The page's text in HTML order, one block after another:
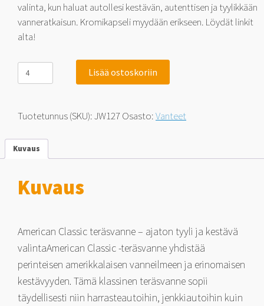
valinta, kun haluat autollesi kestävän, autenttisen ja tyylikkään
vanneratkaisun. Kromikapseli myydään erikseen. Löydät linkit
alta!
Jack
Wheeler
American
Silver
0
Lisää ostoskoriin
Tuotetunnus (SKU):JW127Osasto:Vanteet
Kuvaus
Kuvaus
American Classic teräsvanne – ajaton tyyli ja kestävä
valintaAmerican Classic -teräsvanne yhdistää
perinteisen amerikkalaisen vanneilmeen ja erinomaisen
kestävyyden. Tämä klassinen teräsvanne sopii
täydellisesti niin harrasteautoihin, jenkkiautoihin kuin